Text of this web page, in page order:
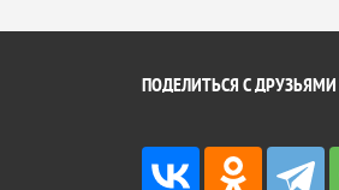
ПОДЕЛИТЬСЯ С ДРУЗЬЯМИ